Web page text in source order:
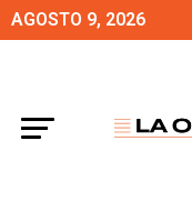
AGOSTO 9, 2026